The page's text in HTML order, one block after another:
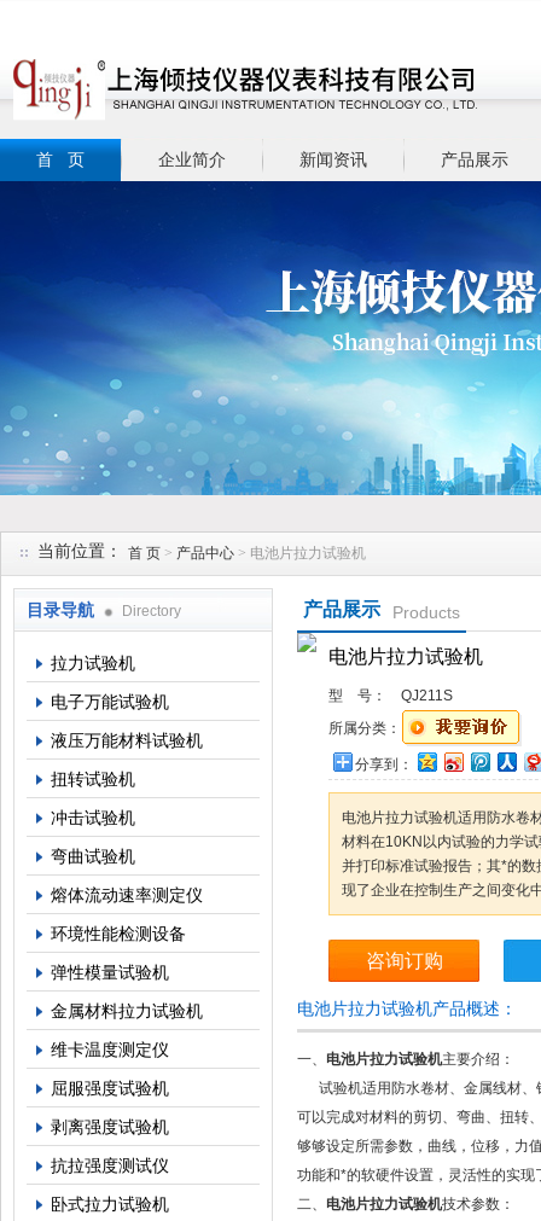
首 页 企业简介 新闻资讯 产品展示
当前位置： 首 页 > 产品中心 > 电池片拉力试验机
目录导航 Directory
拉力试验机
电子万能试验机
液压万能材料试验机
扭转试验机
冲击试验机
弯曲试验机
熔体流动速率测定仪
环境性能检测设备
弹性模量试验机
金属材料拉力试验机
维卡温度测定仪
屈服强度试验机
剥离强度试验机
抗拉强度测试仪
卧式拉力试验机
产品展示 Products
电池片拉力试验机
型 号：
QJ211S
所属分类：
分享到：
电池片拉力试验机适用防水卷
材料在10KN以内试验的力学
并打印标准试验报告；其*的
现了企业在控制生产之间变化
咨询订购
电池片拉力试验机产品概述：
一、 电池片拉力试验机主要介绍：
试验机适用防水卷材、金属线材、
可以完成对材料的剪切、弯曲、扭转
够够设定所需参数，曲线，位移，力
功能和*的软硬件设置，灵活性的实
二、 电池片拉力试验机技术参数：